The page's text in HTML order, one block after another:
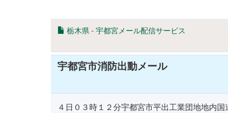
栃木県 - 宇都宮メール配信サービス
宇都宮市消防出動メール
４日０３時１２分宇都宮市平出工業団地地内